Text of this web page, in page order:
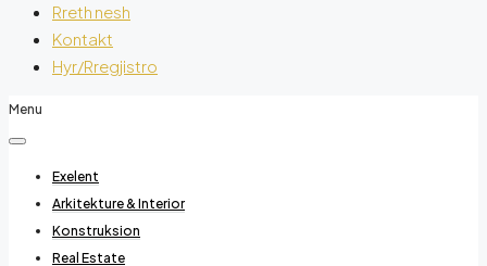
Rreth nesh
Kontakt
Hyr/Rregjistro
Menu
Exelent
Arkitekture & Interior
Konstruksion
Real Estate